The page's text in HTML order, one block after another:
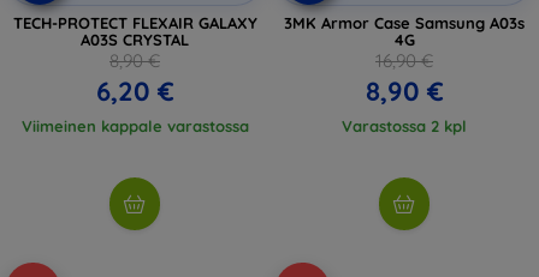
TECH-PROTECT FLEXAIR GALAXY
A03S CRYSTAL
8,90 €
6,20 €
Viimeinen kappale varastossa
3MK Armor Case Samsung A03s
4G
16,90 €
8,90 €
Varastossa 2 kpl